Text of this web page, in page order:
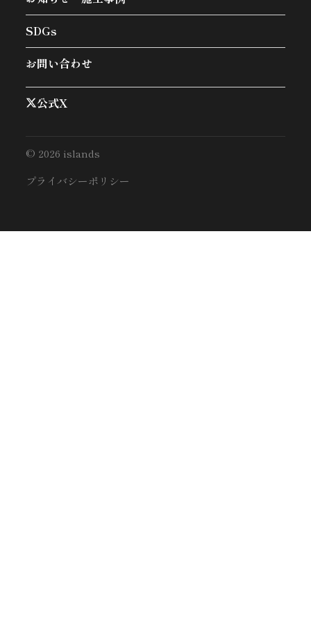
SDGs
お問い合わせ
公式X
© 2026 islands
プライバシーポリシー